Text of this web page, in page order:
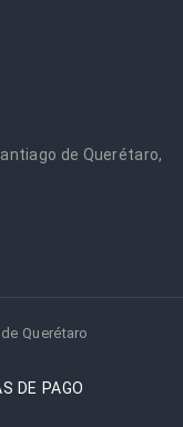
de Querétaro,
Querétaro
DE PAGO